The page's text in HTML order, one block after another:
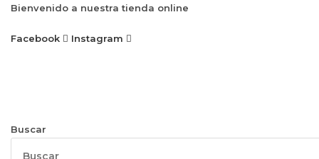
contenido
Bienvenido a nuestra tienda online
Facebook Instagram
Buscar